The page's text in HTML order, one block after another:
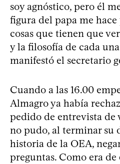
soy agnóstico, pero él
figura del papa me hace
cosas que tienen que
y la filosofía de cada una
manifestó el secretario
Cuando a las 16.00
Almagro ya había
pedido de entrevista de
no pudo, al terminar su
historia de la OEA,
preguntas. Como era de